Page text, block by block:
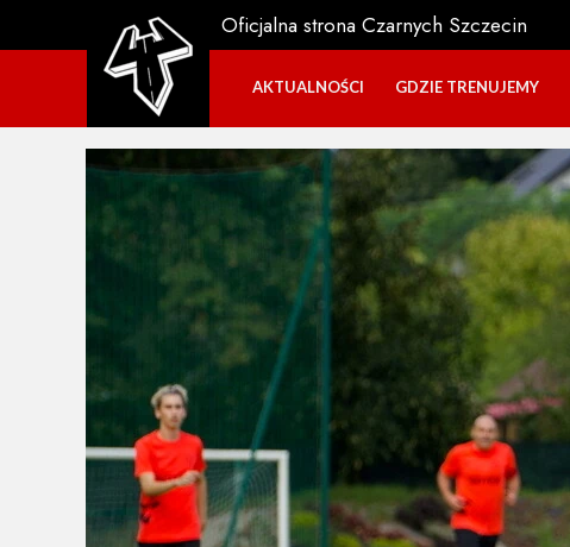
Oficjalna strona Czarnych Szczecin
AKTUALNOŚCI GDZIE TRENUJEMY